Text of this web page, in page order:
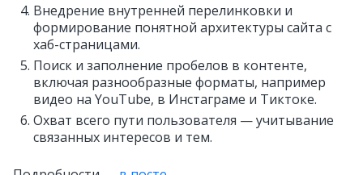
Внедрение внутренней перелинковки и
формирование понятной архитектуры сайта с
хаб-страницами.
Поиск и заполнение пробелов в контенте,
включая разнообразные форматы, например
видео на YouTube, в Инстаграме и Тиктоке.
Охват всего пути пользователя — учитывание
связанных интересов и тем.